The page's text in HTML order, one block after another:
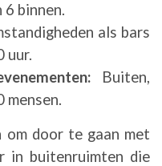
binnen.
als bars
uur.
Buiten,
mensen.
door te gaan met
in buitenruimten die